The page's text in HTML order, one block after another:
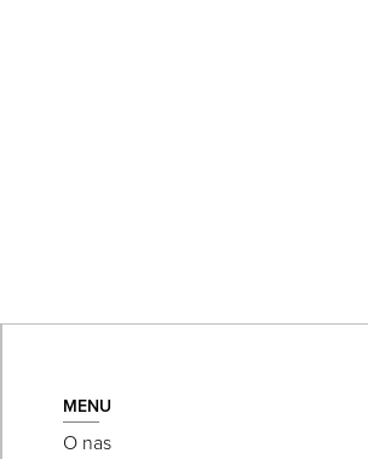
MENU
O nas